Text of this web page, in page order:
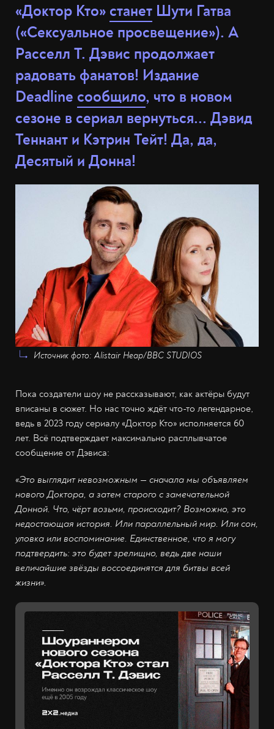
«Доктор Кто» станет Шути Гатва
(«Сексуальное просвещение»). А
Расселл Т. Дэвис продолжает
радовать фанатов! Издание
Deadline сообщило, что в новом
сезоне в сериал вернуться... Дэвид
Теннант и Кэтрин Тейт! Да, да,
Десятый и Донна!
Источник фото: Alistair Heap/BBC STUDIOS
Пока создатели шоу не рассказывают, как актёры будут
вписаны в сюжет. Но нас точно ждёт что-то легендарное,
ведь в 2023 году сериалу «Доктор Кто» исполняется 60
лет. Всё подтверждает максимально расплывчатое
сообщение от Дэвиса:
«Это выглядит невозможным — сначала мы объявляем
нового Доктора, а затем старого с замечательной
Донной. Что, чёрт возьми, происходит? Возможно, это
недостающая история. Или параллельный мир. Или сон,
уловка или воспоминание. Единственное, что я могу
подтвердить: это будет зрелищно, ведь две наши
величайшие звёзды воссоединятся для битвы всей
жизни».